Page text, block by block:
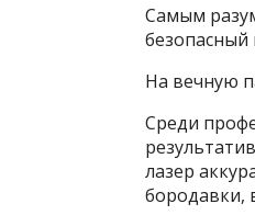
Самым
На вечную
Среди
лазер
бородавки,